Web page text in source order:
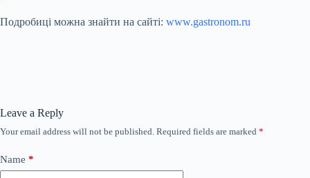
Подробиці можна знайти на сайті: www.gastronom.ru
Leave a Reply
Your email address will not be published. Required fields are marked *
Name *